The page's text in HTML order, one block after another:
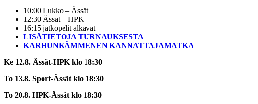
10:00 Lukko – Ässät
12:30 Ässät – HPK
16:15 jatkopelit alkavat
LISÄTIETOJA TURNAUKSESTA
KARHUNKÄMMENEN KANNATTAJAMATKA
Ke 12.8. Ässät-HPK klo 18:30
To 13.8. Sport-Ässät klo 18:30
To 20.8. HPK-Ässät klo 18:30